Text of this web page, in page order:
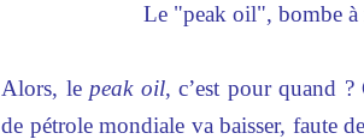
Le "peak oil", bombe à
Alors, le peak oil, c’est pour quand
de pétrole mondiale va baisser, faute